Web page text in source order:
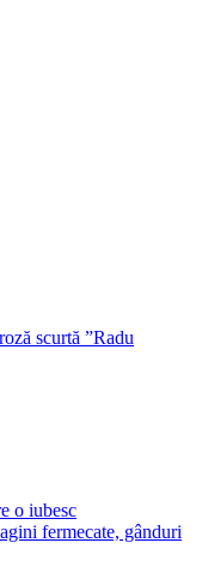
scurtă ”Radu
o iubesc
fermecate, gânduri